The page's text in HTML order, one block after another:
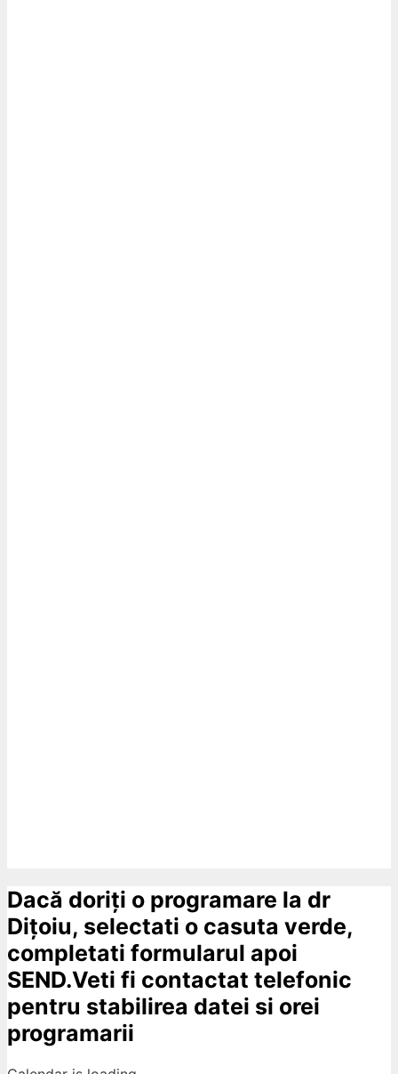
Dacă doriți o programare la dr
Dițoiu, selectati o casuta verde,
completati formularul apoi
SEND.Veti fi contactat telefonic
pentru stabilirea datei si orei
programarii